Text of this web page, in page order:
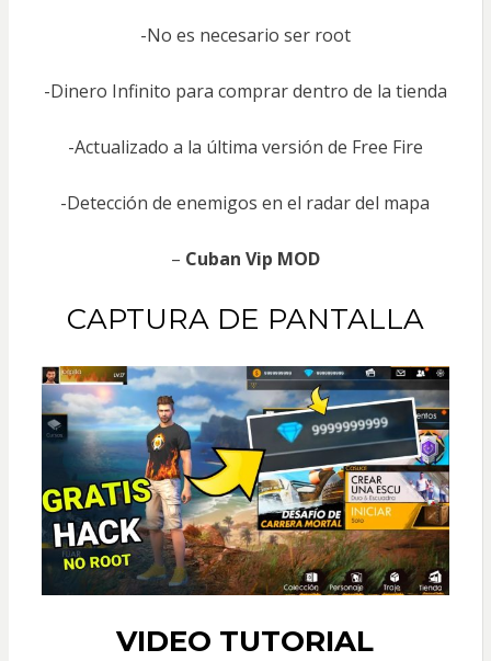
-No es necesario ser root
-Dinero Infinito para comprar dentro de la tienda
-Actualizado a la última versión de Free Fire
-Detección de enemigos en el radar del mapa
– Cuban Vip MOD
CAPTURA DE PANTALLA
VIDEO TUTORIAL